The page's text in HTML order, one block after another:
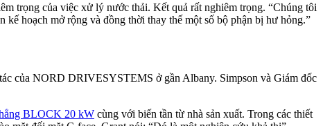
trọng của việc xử lý nước thải. Kết quả rất nghiêm trọng. “Chúng tôi
hoạch mở rộng và đồng thời thay thế một số bộ phận bị hư hỏng.”
của NORD DRIVESYSTEMS ở gần Albany. Simpson và Giám đốc
BLOCK 20 kW cùng với biến tần từ nhà sản xuất. Trong các thiết